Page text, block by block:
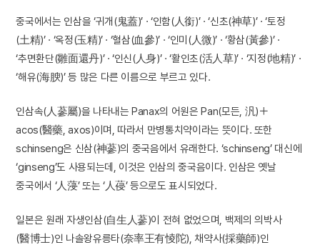
중국에서는 인삼을 ‘귀개(鬼蓋)’ · ‘인함(人銜)’ · ‘신초(神草)’ · ‘토정
(土精)’ · ‘옥정(玉精)’ · ‘혈삼(血參)’ · ‘인미(人微)’ · ‘황삼(黃參)’ ·
‘추면환단(雛面還丹)’ · ‘인신(人身)’ · ‘활인초(活人草)’ · ‘지정(地精)’ ·
‘해유(海腴)’ 등 많은 다른 이름으로 부르고 있다.
인삼속(人蔘屬)을 나타내는 Panax의 어원은 Pan(모든, 汎)＋
acos(醫藥, axos)이며, 따라서 만병통치약이라는 뜻이다. 또한
schinseng은 신삼(神蔘)의 중국음에서 유래한다. ‘schinseng’ 대신에
‘ginseng’도 사용되는데, 이것은 인삼의 중국음이다. 인삼은 옛날
중국에서 ‘人蓡’ 또는 ‘人葠’ 등으로도 표시되었다.
일본은 원래 자생인삼(自生人蔘)이 전혀 없었으며, 백제의 의박사
(醫博士)인 나솔왕유릉타(奈率王有㥄陀), 채약사(採藥師)인